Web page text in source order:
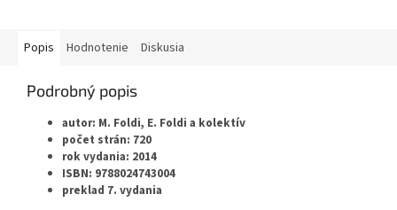
Popis Hodnotenie Diskusia
Podrobný popis
autor: M. Foldi, E. Foldi a kolektív
počet strán: 720
rok vydania: 2014
ISBN: 9788024743004
preklad 7. vydania